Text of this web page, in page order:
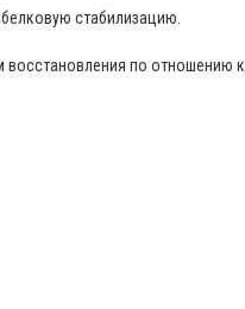
стабилизацию.
восстановления по отношению к